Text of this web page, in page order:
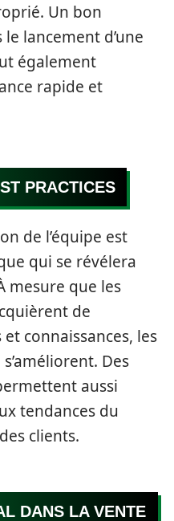
Un bon
lancement d’une
également
rapide et
PRACTICES
de l’équipe est
qui se révélera
mesure que les
de
connaissances, les
Des
aussi
tendances du
clients.
DANS LA VENTE